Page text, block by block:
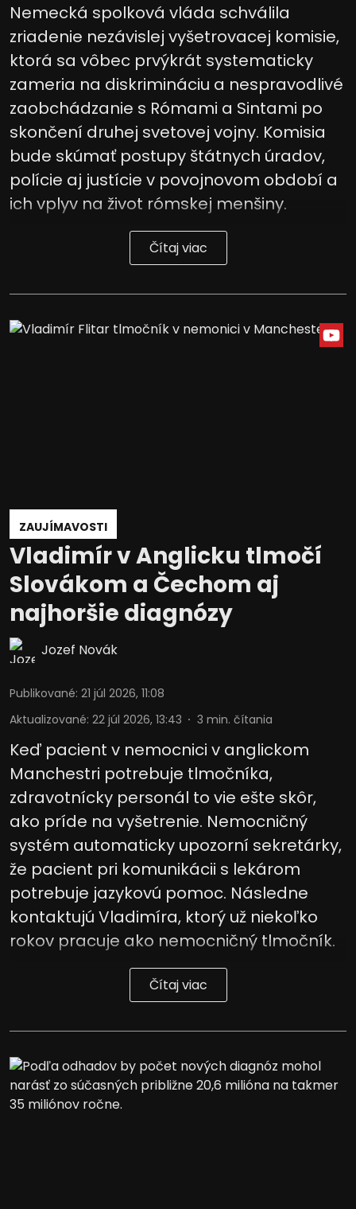
Nemecká spolková vláda schválila
zriadenie nezávislej vyšetrovacej komisie,
ktorá sa vôbec prvýkrát systematicky
zameria na diskrimináciu a nespravodlivé
zaobchádzanie s Rómami a Sintami po
skončení druhej svetovej vojny. Komisia
bude skúmať postupy štátnych úradov,
polície aj justície v povojnovom období a
ich vplyv na život rómskej menšiny.
Čítaj viac
ZAUJÍMAVOSTI
Vladimír v Anglicku tlmočí
Slovákom a Čechom aj
najhoršie diagnózy
Jozef Novák
Publikované: 21 júl 2026, 11:08
Aktualizované: 22 júl 2026, 13:43 3 min. čítania
Keď pacient v nemocnici v anglickom
Manchestri potrebuje tlmočníka,
zdravotnícky personál to vie ešte skôr,
ako príde na vyšetrenie. Nemocničný
systém automaticky upozorní sekretárky,
že pacient pri komunikácii s lekárom
potrebuje jazykovú pomoc. Následne
kontaktujú Vladimíra, ktorý už niekoľko
rokov pracuje ako nemocničný tlmočník.
Čítaj viac